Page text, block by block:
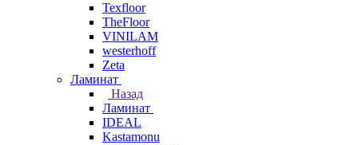
Texfloor
TheFloor
VINILAM
westerhoff
Zeta
Ламинат
Назад
Ламинат
IDEAL
Kastamonu